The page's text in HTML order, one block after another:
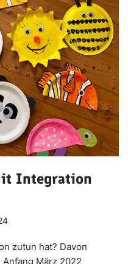
Integration
zutun hat? Davon
März 2022